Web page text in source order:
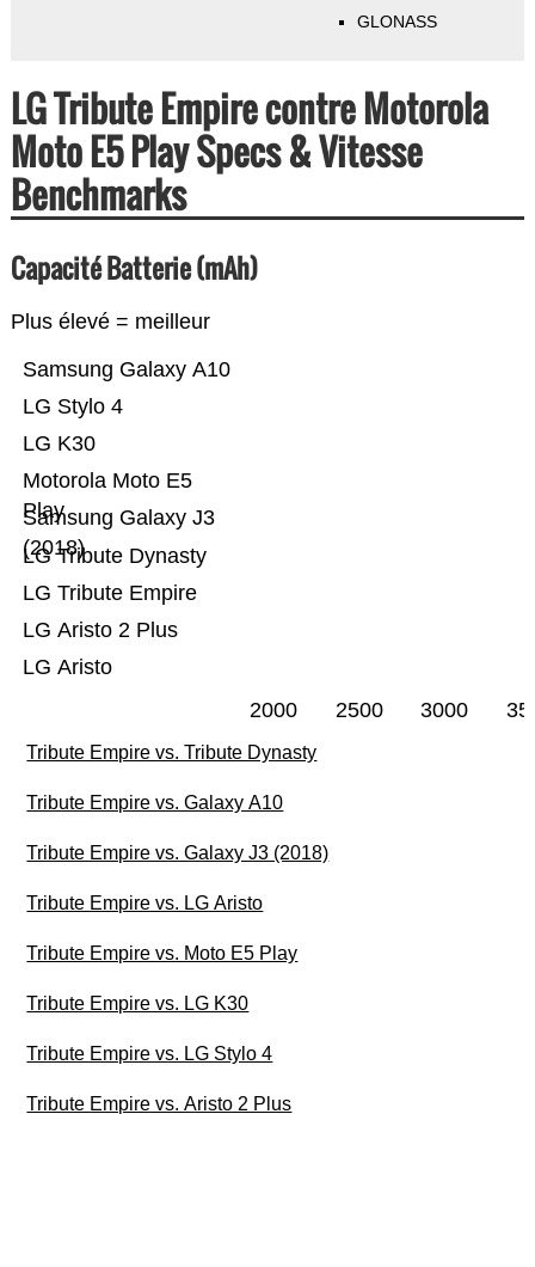
GLONASS
LG Tribute Empire contre Motorola
Moto E5 Play Specs & Vitesse
Benchmarks
Capacité Batterie (mAh)
Plus élevé = meilleur
LG Aristo
LG Aristo 2 Plus
LG Tribute Empire
LG Tribute Dynasty
Samsung Galaxy J3
(2018)
Motorola Moto E5
Play
LG K30
LG Stylo 4
Samsung Galaxy A10
2000 2500 3000
Tribute Empire vs. Tribute Dynasty
Tribute Empire vs. Galaxy A10
Tribute Empire vs. Galaxy J3 (2018)
Tribute Empire vs. LG Aristo
Tribute Empire vs. Moto E5 Play
Tribute Empire vs. LG K30
Tribute Empire vs. LG Stylo 4
Tribute Empire vs. Aristo 2 Plus